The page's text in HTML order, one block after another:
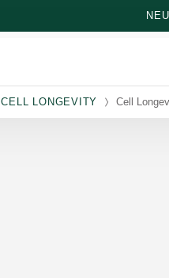
CELL LONGEVITY Cell